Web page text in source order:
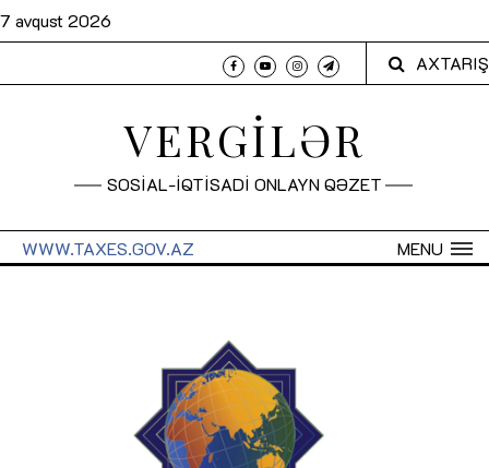
7 avqust 2026
AXTARIŞ
VERGİLƏR
SOSİAL-İQTİSADİ ONLAYN QƏZET
MENU
WWW.TAXES.GOV.AZ